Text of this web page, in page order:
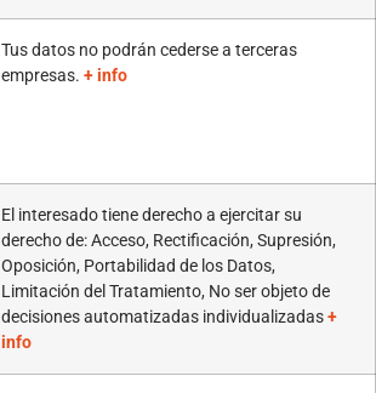
Tus datos no podrán cederse a terceras
empresas. + info
El interesado tiene derecho a ejercitar su
derecho de: Acceso, Rectificación, Supresión,
Oposición, Portabilidad de los Datos,
Limitación del Tratamiento, No ser objeto de
decisiones automatizadas individualizadas+
info